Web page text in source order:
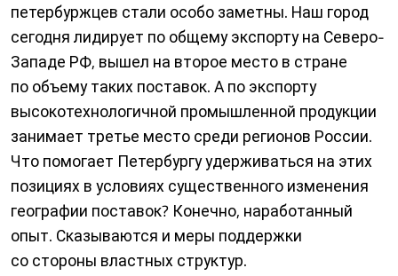
петербуржцев стали особо заметны. Наш город
сегодня лидирует по общему экспорту на Северо-
Западе РФ, вышел на второе место в стране
по объему таких поставок. А по экспорту
высокотехнологичной промышленной продукции
занимает третье место среди регионов России.
Что помогает Петербургу удерживаться на этих
позициях в условиях существенного изменения
географии поставок? Конечно, наработанный
опыт. Сказываются и меры поддержки
со стороны властных структур.